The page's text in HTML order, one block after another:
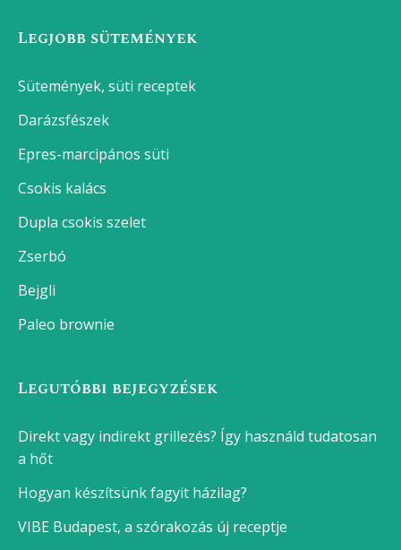
Legjobb sütemények
Sütemények, süti receptek
Darázsfészek
Epres-marcipános süti
Csokis kalács
Dupla csokis szelet
Zserbó
Bejgli
Paleo brownie
Legutóbbi bejegyzések
Direkt vagy indirekt grillezés? Így használd tudatosan
a hőt
Hogyan készítsünk fagyit házilag?
VIBE Budapest, a szórakozás új receptje